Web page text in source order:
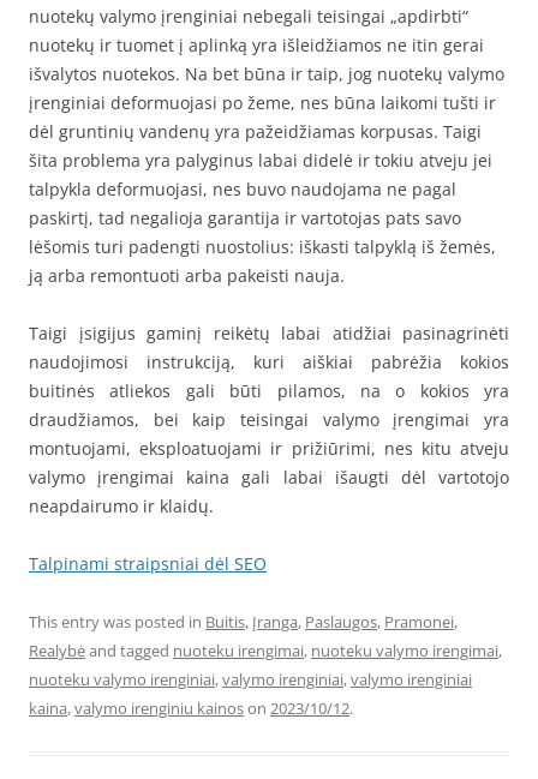
nuotekų valymo įrenginiai nebegali teisingai „apdirbti“
nuotekų ir tuomet į aplinką yra išleidžiamos ne itin gerai
išvalytos nuotekos. Na bet būna ir taip, jog nuotekų valymo
įrenginiai deformuojasi po žeme, nes būna laikomi tušti ir
dėl gruntinių vandenų yra pažeidžiamas korpusas. Taigi
šita problema yra palyginus labai didelė ir tokiu atveju jei
talpykla deformuojasi, nes buvo naudojama ne pagal
paskirtį, tad negalioja garantija ir vartotojas pats savo
lėšomis turi padengti nuostolius: iškasti talpyklą iš žemės,
ją arba remontuoti arba pakeisti nauja.
Taigi įsigijus gaminį reikėtų labai atidžiai pasinagrinėti
naudojimosi instrukciją, kuri aiškiai pabrėžia kokios
buitinės atliekos gali būti pilamos, na o kokios yra
draudžiamos, bei kaip teisingai valymo įrengimai yra
montuojami, eksploatuojami ir prižiūrimi, nes kitu atveju
valymo įrengimai kaina gali labai išaugti dėl vartotojo
neapdairumo ir klaidų.
Talpinami straipsniai dėl SEO
This entry was posted in Buitis, Įranga, Paslaugos, Pramonei,
Realybėand tagged nuoteku irengimai, nuoteku valymo irengimai,
nuoteku valymo irenginiai,valymo irenginiai,valymo irenginiai
kaina,valymo irenginiu kainoson 2023/10/12.